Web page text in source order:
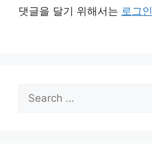
댓글을 달기 위해서는 로그인
for: